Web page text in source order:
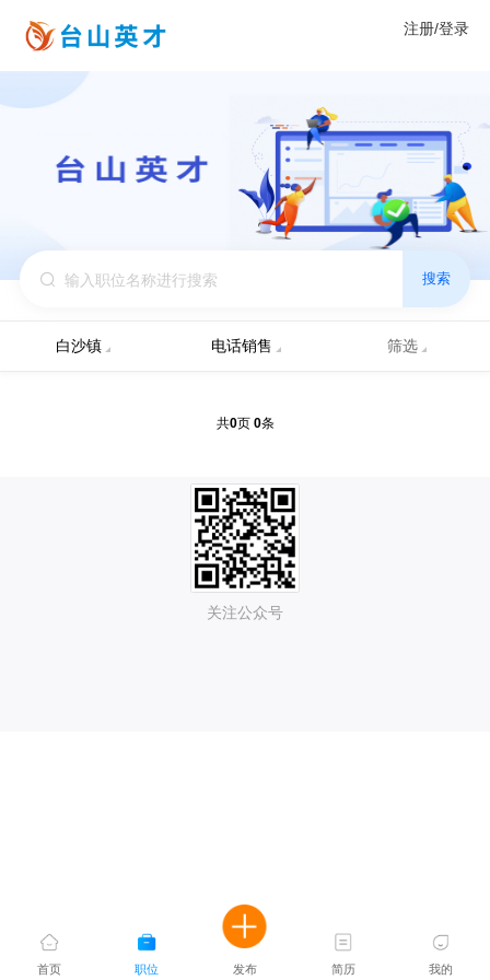
注册/登录
搜索
白沙镇 电话销售 筛选
共0页 0条
关注公众号
首页 职位 发布 简历 我的